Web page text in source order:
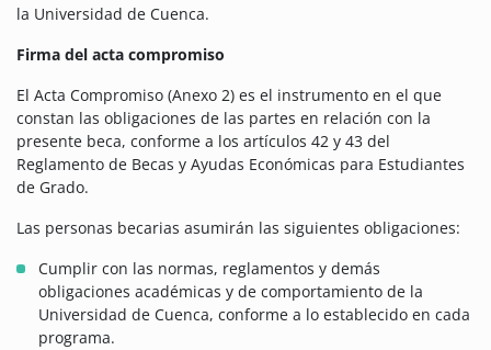
la Universidad de Cuenca.
Firma del acta compromiso
El Acta Compromiso (Anexo 2) es el instrumento en el que
constan las obligaciones de las partes en relación con la
presente beca, conforme a los artículos 42 y 43 del
Reglamento de Becas y Ayudas Económicas para Estudiantes
de Grado.
Las personas becarias asumirán las siguientes obligaciones:
Cumplir con las normas, reglamentos y demás
obligaciones académicas y de comportamiento de la
Universidad de Cuenca, conforme a lo establecido en cada
programa.